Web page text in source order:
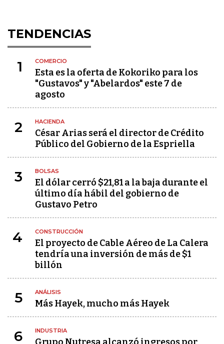
TENDENCIAS
1 COMERCIO
Esta es la oferta de Kokoriko para los
"Gustavos" y "Abelardos" este 7 de
agosto
2 HACIENDA
César Arias será el director de Crédito
Público del Gobierno de la Espriella
3 BOLSAS
El dólar cerró $21,81 a la baja durante el
último día hábil del gobierno de
Gustavo Petro
4 CONSTRUCCIÓN
El proyecto de Cable Aéreo de La Calera
tendría una inversión de más de $1
billón
5 ANÁLISIS
Más Hayek, mucho más Hayek
6 INDUSTRIA